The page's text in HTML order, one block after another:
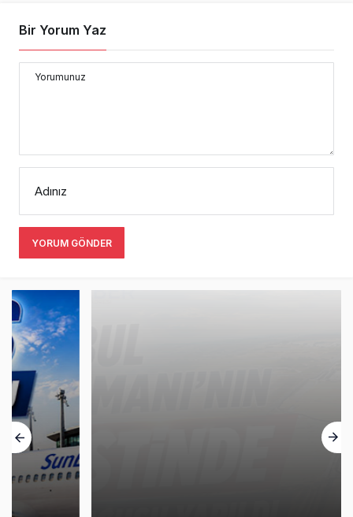
Bir Yorum Yaz
Yorumunuz
Adınız
YORUM GÖNDER